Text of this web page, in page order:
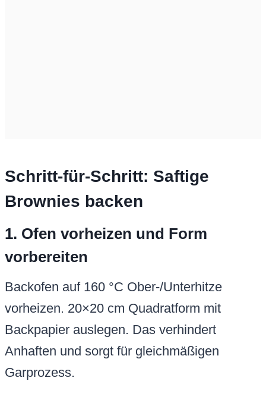
Schritt-für-Schritt: Saftige
Brownies backen
1. Ofen vorheizen und Form
vorbereiten
Backofen auf 160 °C Ober-/Unterhitze
vorheizen. 20×20 cm Quadratform mit
Backpapier auslegen. Das verhindert
Anhaften und sorgt für gleichmäßigen
Garprozess.